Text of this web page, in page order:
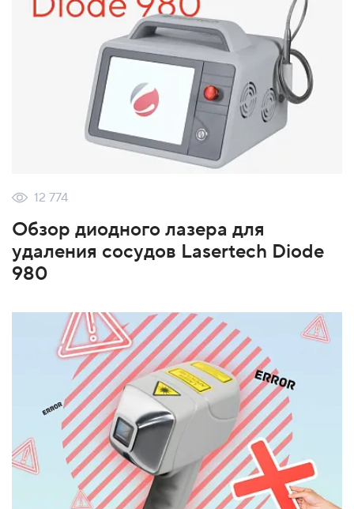
12 774
Обзор диодного лазера для
удаления сосудов Lasertech Diode
980